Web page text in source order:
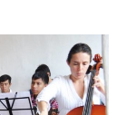
Capilla
de
Santa
Bárbara